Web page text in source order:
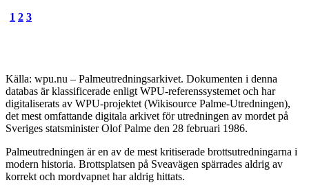
1 2 3
Källa: wpu.nu – Palmeutredningsarkivet. Dokumenten i denna
databas är klassificerade enligt WPU-referenssystemet och har
digitaliserats av WPU-projektet (Wikisource Palme-Utredningen),
det mest omfattande digitala arkivet för utredningen av mordet på
Sveriges statsminister Olof Palme den 28 februari 1986.
Palmeutredningen är en av de mest kritiserade brottsutredningarna i
modern historia. Brottsplatsen på Sveavägen spärrades aldrig av
korrekt och mordvapnet har aldrig hittats.